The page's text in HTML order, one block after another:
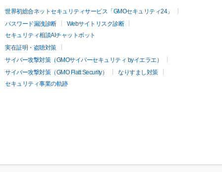
世界初総合ネットセキュリティサービス「GMOセキュリティ24」
パスワード漏洩診断
Webサイトリスク診断
セキュリティ相談AIチャットボット
実在証明・盗聴対策
サイバー攻撃対策（GMOサイバーセキュリティ byイエラエ）
サイバー攻撃対策（GMO Flatt Security）
なりすまし対策
セキュリティ事業の軌跡